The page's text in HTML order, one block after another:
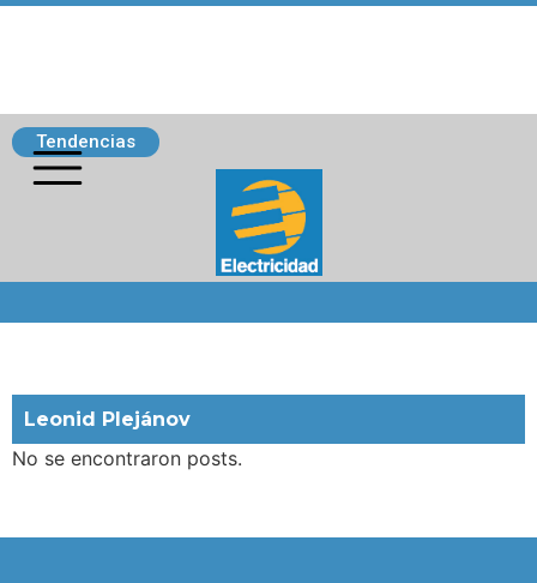
Tendencias
Leonid Plejánov
No se encontraron posts.